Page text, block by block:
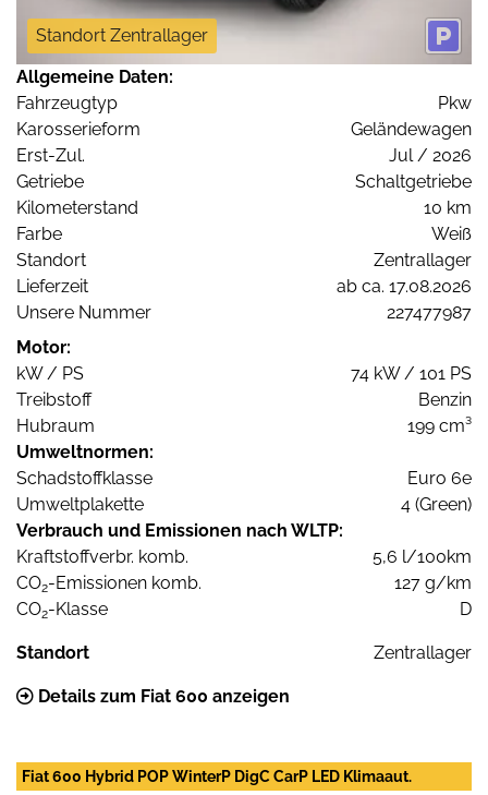
Standort Zentrallager
Allgemeine Daten:
Fahrzeugtyp
Pkw
Karosserieform
Geländewagen
Erst-Zul.
Jul / 2026
Getriebe
Schaltgetriebe
Kilometerstand
10 km
Farbe
Weiß
Standort
Zentrallager
Lieferzeit
ab ca. 17.08.2026
Unsere Nummer
227477987
Motor:
kW / PS
74 kW / 101 PS
Treibstoff
Benzin
Hubraum
199 cm³
Umweltnormen:
Schadstoffklasse
Euro 6e
Umweltplakette
4 (Green)
Verbrauch und Emissionen nach WLTP:
Kraftstoffverbr. komb.
5,6 l/100km
CO2-Emissionen komb.
127 g/km
CO2-Klasse D
Standort Zentrallager
Details zum Fiat 600 anzeigen
Fiat 600 Hybrid POP WinterP DigC CarP LED Klimaaut.